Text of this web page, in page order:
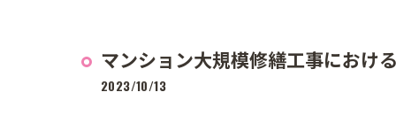
マンション大規模修繕工事におけ
2023/10/13